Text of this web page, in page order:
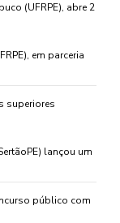
(UFRPE), abre 2
em parceria
superiores
lançou um
público com